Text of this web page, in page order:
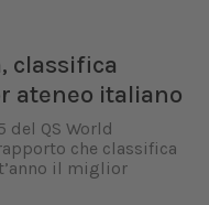
classifica
ateneo italiano
del QS World
che classifica
il miglior